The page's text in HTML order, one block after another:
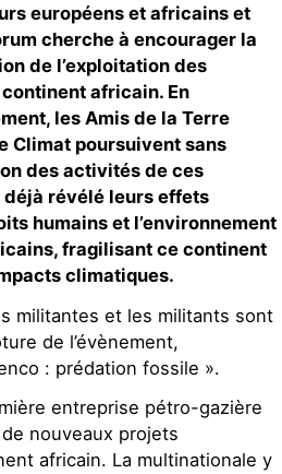
européens et africains et
cherche à encourager la
de l’exploitation des
africain. En
les Amis de la Terre
Climat poursuivent sans
des activités de ces
révélé leurs effets
humains et l’environnement
fragilisant ce continent
climatiques.
militantes et les militants sont
de l’évènement,
: prédation fossile ».
entreprise pétro-gazière
nouveaux projets
africain. La multinationale y